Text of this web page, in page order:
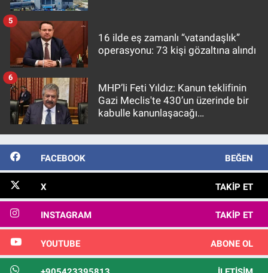
16 ilde eş zamanlı “vatandaşlık”
operasyonu: 73 kişi gözaltına alındı
5
MHP’li Feti Yıldız: Kanun teklifinin
Gazi Meclis'te 430’un üzerinde bir
kabulle kanunlaşacağı
6
FACEBOOK BEĞEN
X TAKIP ET
INSTAGRAM TAKIP ET
YOUTUBE ABONE OL